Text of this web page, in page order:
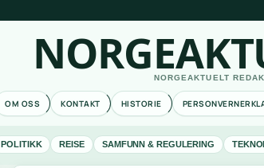
NORGEAKTUELT
OM OSS KONTAKT HISTORIE
POLITIKK REISE SAMFUNN & REGULERING